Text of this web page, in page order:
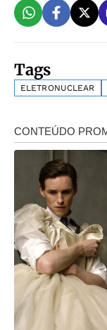
Tags
ELETRONUCLEAR